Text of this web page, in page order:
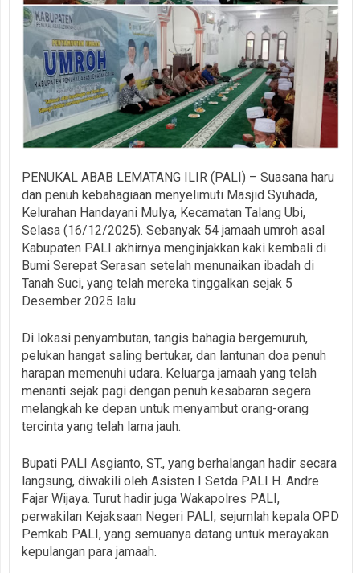
PENUKAL ABAB LEMATANG ILIR (PALI) – Suasana haru
dan penuh kebahagiaan menyelimuti Masjid Syuhada,
Kelurahan Handayani Mulya, Kecamatan Talang Ubi,
Selasa (16/12/2025). Sebanyak 54 jamaah umroh asal
Kabupaten PALI akhirnya menginjakkan kaki kembali di
Bumi Serepat Serasan setelah menunaikan ibadah di
Tanah Suci, yang telah mereka tinggalkan sejak 5
Desember 2025 lalu.
Di lokasi penyambutan, tangis bahagia bergemuruh,
pelukan hangat saling bertukar, dan lantunan doa penuh
harapan memenuhi udara. Keluarga jamaah yang telah
menanti sejak pagi dengan penuh kesabaran segera
melangkah ke depan untuk menyambut orang-orang
tercinta yang telah lama jauh.
Bupati PALI Asgianto, ST., yang berhalangan hadir secara
langsung, diwakili oleh Asisten I Setda PALI H. Andre
Fajar Wijaya. Turut hadir juga Wakapolres PALI,
perwakilan Kejaksaan Negeri PALI, sejumlah kepala OPD
Pemkab PALI, yang semuanya datang untuk merayakan
kepulangan para jamaah.